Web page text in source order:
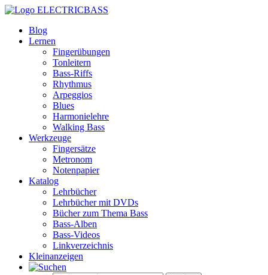
ELECTRICBASS
Blog
Lernen
Fingerübungen
Tonleitern
Bass-Riffs
Rhythmus
Arpeggios
Blues
Harmonielehre
Walking Bass
Werkzeuge
Fingersätze
Metronom
Notenpapier
Katalog
Lehrbücher
Lehrbücher mit DVDs
Bücher zum Thema Bass
Bass-Alben
Bass-Videos
Linkverzeichnis
Kleinanzeigen